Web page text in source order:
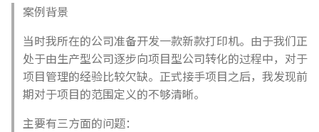
案例背景
当时我所在的公司准备开发一款新款打印机。由于我们正
处于由生产型公司逐步向项目型公司转化的过程中，对于
项目管理的经验比较欠缺。正式接手项目之后，我发现前
期对于项目的范围定义的不够清晰。
主要有三方面的问题：